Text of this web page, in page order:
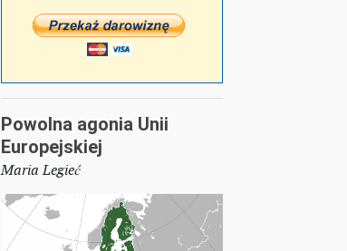
Powolna agonia Unii
Europejskiej
Maria Legieć